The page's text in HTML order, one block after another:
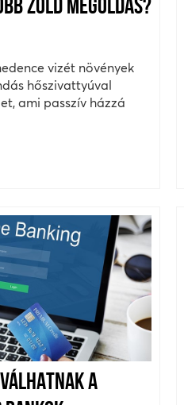
ZÖLD MEGOLDÁS?
vizét növények
hőszivattyúval
ami passzív házzá
A